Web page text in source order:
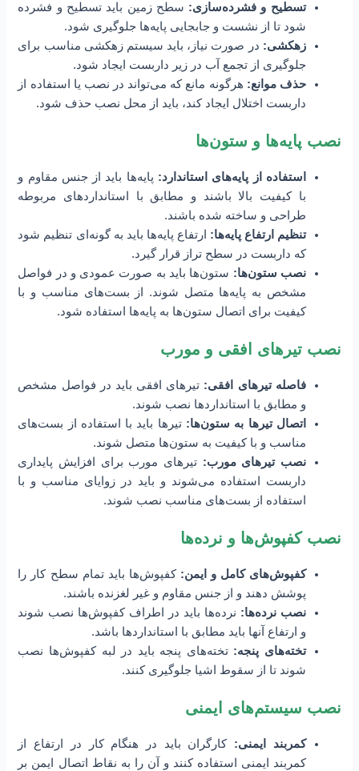
تسطیح و فشرده‌سازی: سطح زمین باید تسطیح و فشرده
شود تا از نشست و جابجایی پایه‌ها جلوگیری شود.
زهکشی: در صورت نیاز، باید سیستم زهکشی مناسب برای
جلوگیری از تجمع آب در زیر داربست ایجاد شود.
حذف موانع: هرگونه مانع که می‌تواند در نصب یا استفاده از
داربست اختلال ایجاد کند، باید از محل نصب حذف شود.
نصب پایه‌ها و ستون‌ها
استفاده از پایه‌های استاندارد: پایه‌ها باید از جنس مقاوم و
با کیفیت بالا باشند و مطابق با استانداردهای مربوطه
طراحی و ساخته شده باشند.
تنظیم ارتفاع پایه‌ها: ارتفاع پایه‌ها باید به گونه‌ای تنظیم شود
که داربست در سطح تراز قرار گیرد.
نصب ستون‌ها: ستون‌ها باید به صورت عمودی و در فواصل
مشخص به پایه‌ها متصل شوند. از بست‌های مناسب و با
کیفیت برای اتصال ستون‌ها به پایه‌ها استفاده شود.
نصب تیرهای افقی و مورب
فاصله تیرهای افقی: تیرهای افقی باید در فواصل مشخص
و مطابق با استانداردها نصب شوند.
اتصال تیرها به ستون‌ها: تیرها باید با استفاده از بست‌های
مناسب و با کیفیت به ستون‌ها متصل شوند.
نصب تیرهای مورب: تیرهای مورب برای افزایش پایداری
داربست استفاده می‌شوند و باید در زوایای مناسب و با
استفاده از بست‌های مناسب نصب شوند.
نصب کفپوش‌ها و نرده‌ها
کفپوش‌های کامل و ایمن: کفپوش‌ها باید تمام سطح کار را
پوشش دهند و از جنس مقاوم و غیر لغزنده باشند.
نصب نرده‌ها: نرده‌ها باید در اطراف کفپوش‌ها نصب شوند
و ارتفاع آنها باید مطابق با استانداردها باشد.
تخته‌های پنجه: تخته‌های پنجه باید در لبه کفپوش‌ها نصب
شوند تا از سقوط اشیا جلوگیری کنند.
نصب سیستم‌های ایمنی
کمربند ایمنی: کارگران باید در هنگام کار در ارتفاع از
کمربند ایمنی استفاده کنند و آن را به نقاط اتصال ایمن بر